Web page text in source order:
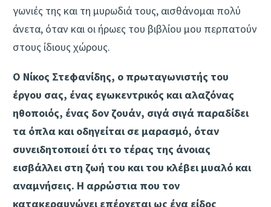
γωνιές της και τη μυρωδιά τους, αισθάνομαι πολύ
άνετα, όταν και οι ήρωες του βιβλίου μου περπατούν
στους ίδιους χώρους.
Ο Νίκος Στεφανίδης, ο πρωταγωνιστής του
έργου σας, ένας εγωκεντρικός και αλαζόνας
ηθοποιός, ένας δον ζουάν, σιγά σιγά παραδίδει
τα όπλα και οδηγείται σε μαρασμό, όταν
συνειδητοποιεί ότι το τέρας της άνοιας
εισβάλλει στη ζωή του και του κλέβει μυαλό και
αναμνήσεις. Η αρρώστια που τον
κατακεραυνώνει επέρχεται ως ένα είδος